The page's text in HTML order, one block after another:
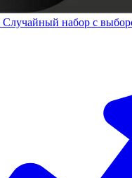
Случайный набор с